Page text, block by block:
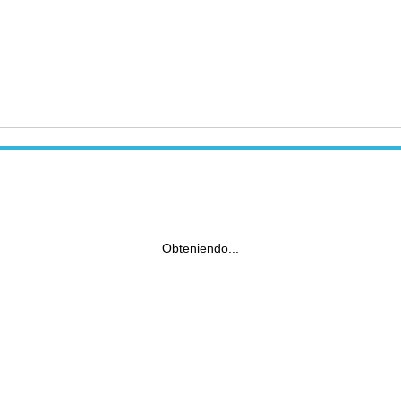
Obteniendo...